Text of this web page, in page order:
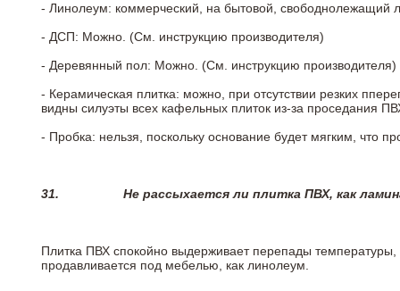
- Линолеум: коммерческий, на бытовой, свободнолежащий
- ДСП: Можно. (См. инструкцию производителя)
- Деревянный пол: Можно. (См. инструкцию производителя)
- Керамическая плитка: можно, при отсутствии резких
видны силуэты всех кафельных плиток из-за проседания
- Пробка: нельзя, поскольку основание будет мягким, что
31. Не рассыхается ли плитка ПВХ, как
Плитка ПВХ спокойно выдерживает перепады температуры,
продавливается под мебелью, как линолеум.